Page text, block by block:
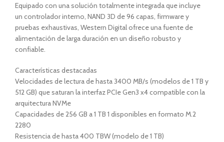
Equipado con una solución totalmente integrada que incluye
un controlador interno, NAND 3D de 96 capas, firmware y
pruebas exhaustivas, Western Digital ofrece una fuente de
alimentación de larga duración en un diseño robusto y
confiable.
Características destacadas
Velocidades de lectura de hasta 3400 MB/s (modelos de 1 TB y
512 GB) que saturan la interfaz PCIe Gen3 x4 compatible con la
arquitectura NVMe
Capacidades de 256 GB a 1 TB 1 disponibles en formato M.2
2280
Resistencia de hasta 400 TBW (modelo de 1 TB)